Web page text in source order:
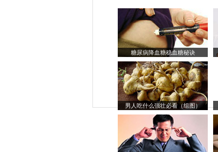
糖尿病降血糖稳血糖秘诀
男人吃什么强壮必看（组图）